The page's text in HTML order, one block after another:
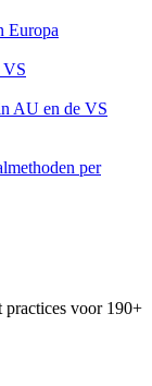
Europa
VS
AU en de VS
per
practices voor 190+